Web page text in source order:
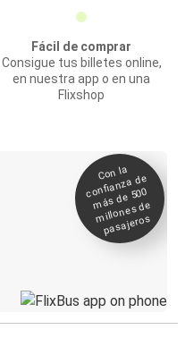
Fácil de comprar
Consigue tus billetes online,
en nuestra app o en una
Flixshop
Con la
confianza de
más de 500
millones de
pasajeros